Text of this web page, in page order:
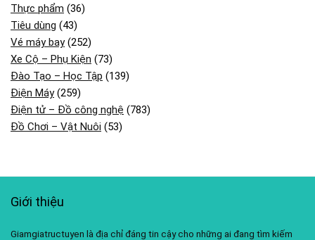
Thực phẩm (36)
Tiêu dùng (43)
Vé máy bay(252)
Xe Cộ – Phụ Kiện (73)
Đào Tạo – Học Tập (139)
Điện Máy(259)
Điện tử – Đồ công nghệ (783)
Đồ Chơi – Vật Nuôi (53)
Giới thiệu
Giamgiatructuyen là địa chỉ đáng tin cậy cho những ai đang tìm kiếm